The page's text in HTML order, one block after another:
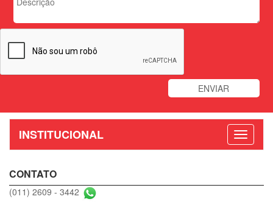
INSTITUCIONAL
CONTATO
(011) 2609 - 3442